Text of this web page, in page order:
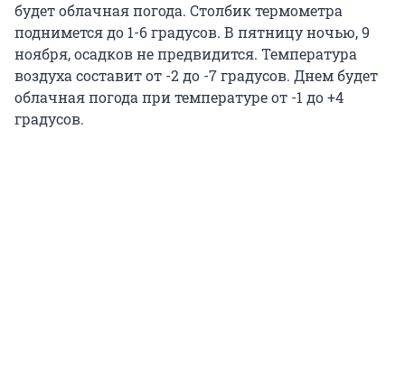
будет облачная погода. Столбик термометра
поднимется до 1-6 градусов. В пятницу ночью, 9
ноября, осадков не предвидится. Температура
воздуха составит от -2 до -7 градусов. Днем будет
облачная погода при температуре от -1 до +4
градусов.